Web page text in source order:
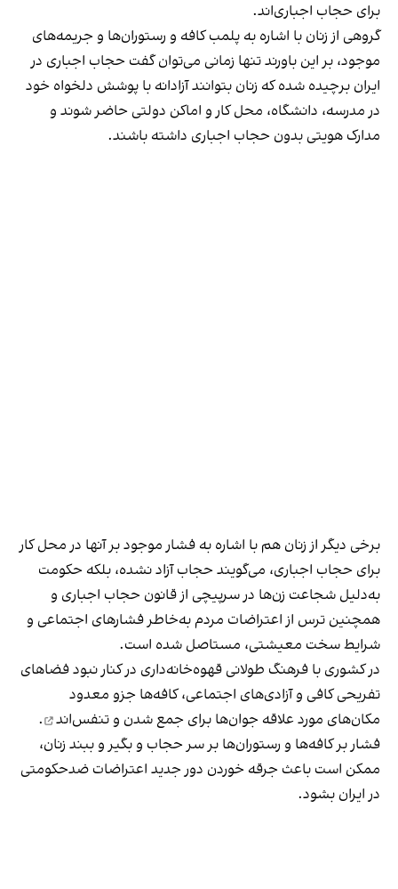
برای حجاب اجباری‌اند.
گروهی از زنان با اشاره به پلمب کافه و رستوران‌ها و جریمه‌های
موجود، بر این باورند تنها زمانی می‌توان گفت حجاب اجباری در
ایران برچیده شده که زنان بتوانند آزادانه با پوشش دلخواه خود
در مدرسه، دانشگاه، محل کار و اماکن دولتی حاضر شوند و
مدارک هویتی بدون حجاب اجباری داشته باشند.
برخی دیگر از زنان هم با اشاره به فشار موجود بر آنها در محل کار
برای حجاب اجباری، می‌گویند حجاب آزاد نشده، بلکه حکومت
به‌دلیل شجاعت زن‌ها در سرپیچی از قانون حجاب اجباری و
همچنین ترس از اعتراضات مردم به‌خاطر فشارهای اجتماعی و
شرایط سخت معیشتی، مستاصل شده است.
در کشوری با فرهنگ طولانی قهوه‌‌خانه‌داری در کنار نبود فضاهای
تفریحی کافی و آزادی‌های اجتماعی، کافه‌ها جزو معدود
مکان‌های مورد علاقه جوان‌ها برای جمع شدن و تنفس‌اند
.
فشار بر کافه‌ها و رستوران‌ها بر سر حجاب و بگیر و ببند زنان،
ممکن است باعث جرقه خوردن دور جدید اعتراضات ضدحکومتی
در ایران بشود.